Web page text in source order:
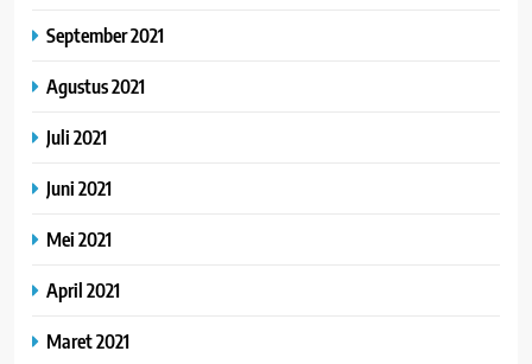
September 2021
Agustus 2021
Juli 2021
Juni 2021
Mei 2021
April 2021
Maret 2021